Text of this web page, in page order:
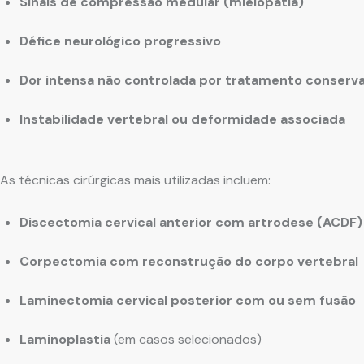
Défice neurológico progressivo
Dor intensa não controlada por tratamento
Instabilidade vertebral ou deformidade associada
As técnicas cirúrgicas mais utilizadas incluem:
Discectomia cervical anterior com artrodese (ACDF)
Corpectomia com reconstrução do corpo vertebral
Laminectomia cervical posterior com ou sem fusão
Laminoplastia(em casos selecionados)